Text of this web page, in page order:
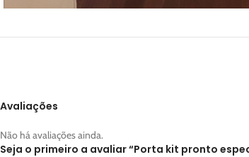
Avaliações
Não há avaliações ainda.
Seja o primeiro a avaliar “Porta kit pronto